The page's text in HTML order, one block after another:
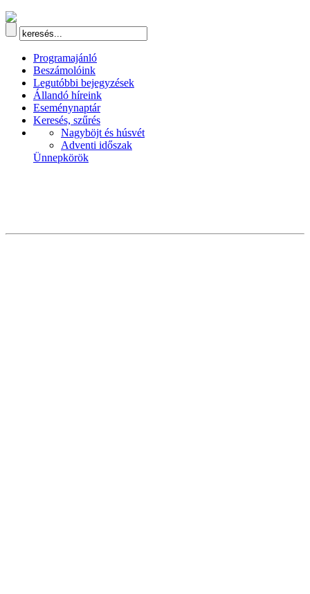
Programajánló
Beszámolóink
Legutóbbi bejegyzések
Állandó híreink
Eseménynaptár
Keresés, szűrés
Nagyböjt és húsvét
Adventi időszak
Ünnepkörök